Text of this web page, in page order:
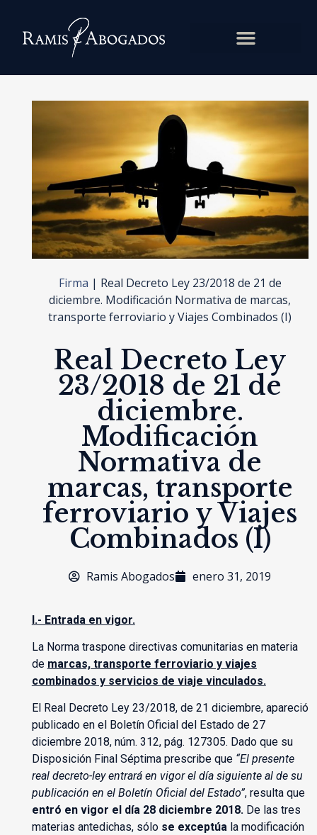
Firma | Real Decreto Ley 23/2018 de 21 de
diciembre. Modificación Normativa de marcas,
transporte ferroviario y Viajes Combinados (I)
Real Decreto Ley
23/2018 de 21 de
diciembre.
Modificación
Normativa de
marcas, transporte
ferroviario y Viajes
Combinados (I)
Ramis Abogados enero 31, 2019
I.- Entrada en vigor.
La Norma traspone directivas comunitarias en materia
de marcas, transporte ferroviario y viajes
combinados y servicios de viaje vinculados.
El Real Decreto Ley 23/2018, de 21 diciembre, apareció
publicado en el Boletín Oficial del Estado de 27
diciembre 2018, núm. 312, pág. 127305. Dado que su
Disposición Final Séptima prescribe que “El presente
real decreto-ley entrará en vigor el día siguiente al de su
publicación en el Boletín Oficial del Estado”, resulta que
entró en vigor el día 28 diciembre 2018.De las tres
materias antedichas, sólo se exceptúala modificación